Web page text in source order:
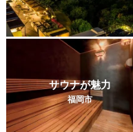
サウナが魅力
福岡市